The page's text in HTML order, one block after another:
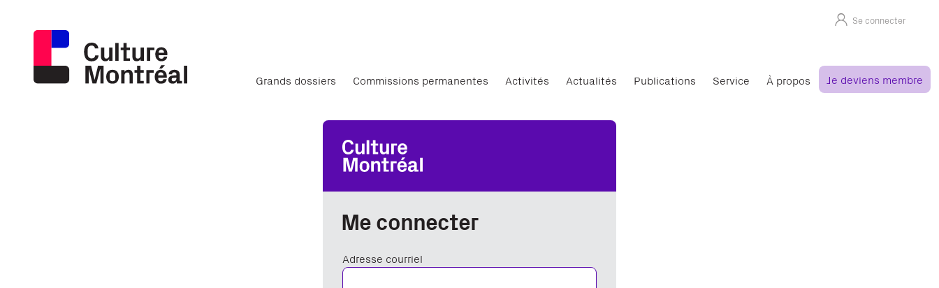
Se connecter
Grands dossiers Commissions permanentes Activités Actualités Publications Service À propos Je deviens membre
Me connecter
Adresse courriel